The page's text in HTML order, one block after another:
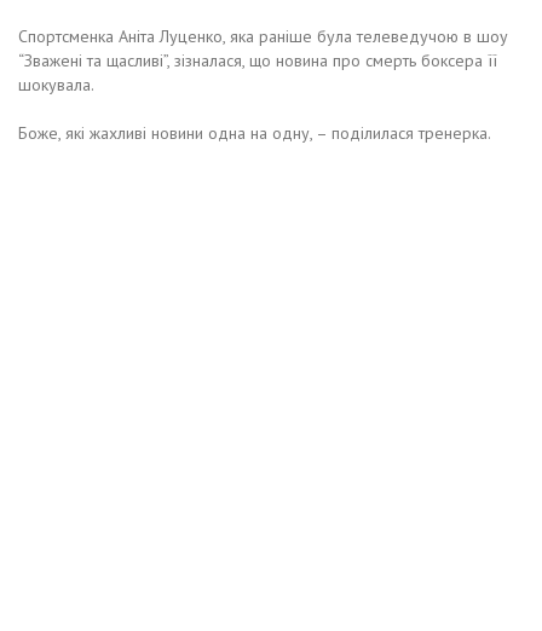
Спортсменка Аніта Луценко, яка раніше була телеведучою в шоу
“Зважені та щасливі”, зізналася, що новина про смерть боксера її
шокувала.
Боже, які жахливі новини одна на одну, – поділилася тренерка.